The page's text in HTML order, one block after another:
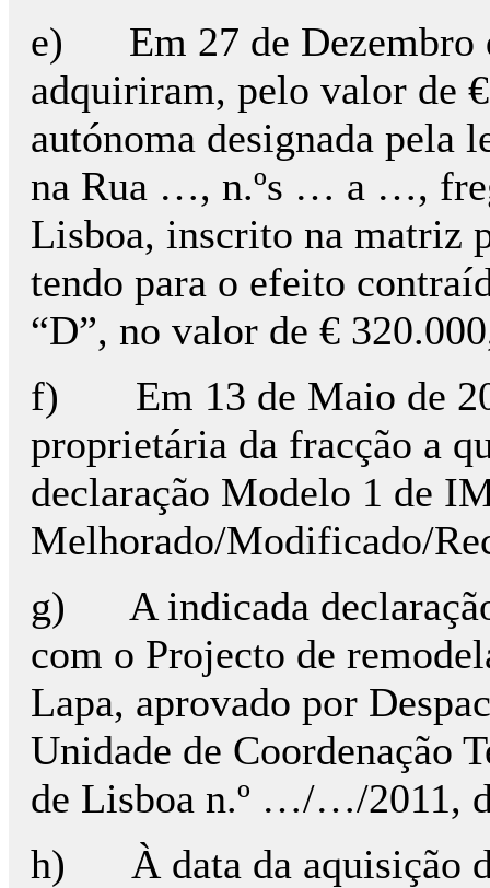
e) Em 27 de Dezembro
adquiriram, pelo valor de
autónoma designada pela
na Rua …, n.ºs … a …,
Lisboa, inscrito na matriz
tendo para o efeito
“D”, no valor de €
f) Em 13 de Maio de
proprietária da fracção a
declaração Modelo 1 de
Melhorado/Modificado/
g) A indicada
com o Projecto de
Lapa, aprovado por
Unidade de Coordenação
de Lisboa n.º …/…/2011,
h) À data da aquisição